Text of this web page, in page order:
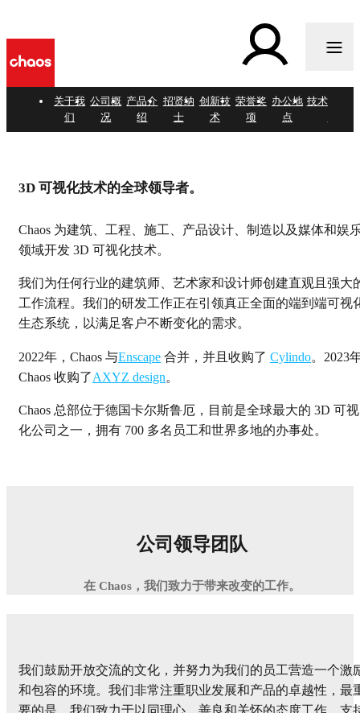
关于我
们
公司概
况
产品介
绍
招贤纳
士
创新技
术
荣誉奖
项
办公地
点
技术合作伙
3D 可视化技术的全球领导者。
Chaos 为建筑、工程、施工、产品设计、制造以及媒体和娱
领域开发 3D 可视化技术。
我们为任何行业的建筑师、艺术家和设计师创建直观且强大
工作流程。我们的研发工作正在引领真正全面的端到端可视
生态系统，以满足客户不断变化的需求。
2022年，Chaos 与Enscape 合并，并且收购了 Cylindo。2023
Chaos 收购了AXYZ design。
Chaos 总部位于德国卡尔斯鲁厄，目前是全球最大的 3D 可视
化公司之一，拥有 700 多名员工和世界多地的办事处。
公司领导团队
在 Chaos，我们致力于带来改变的工作。
我们鼓励开放交流的文化，并努力为我们的员工营造一个激
和包容的环境。我们非常注重职业发展和产品的卓越性，最